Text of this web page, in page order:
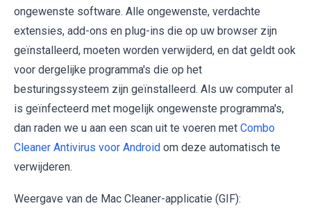
ongewenste software. Alle ongewenste, verdachte
extensies, add-ons en plug-ins die op uw browser zijn
geïnstalleerd, moeten worden verwijderd, en dat geldt ook
voor dergelijke programma's die op het
besturingssysteem zijn geïnstalleerd. Als uw computer al
is geïnfecteerd met mogelijk ongewenste programma's,
dan raden we u aan een scan uit te voeren met Combo
Cleaner Antivirus voor Android om deze automatisch te
verwijderen.
Weergave van de Mac Cleaner-applicatie (GIF):